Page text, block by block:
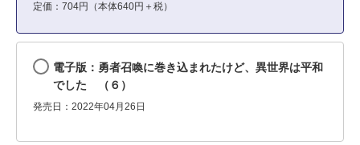
定価：704円（本体640円＋税）
電子版：勇者召喚に巻き込まれたけど、異世界は平和
でした （６）
発売日：2022年04月26日